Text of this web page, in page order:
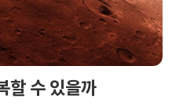
할 수 있을까